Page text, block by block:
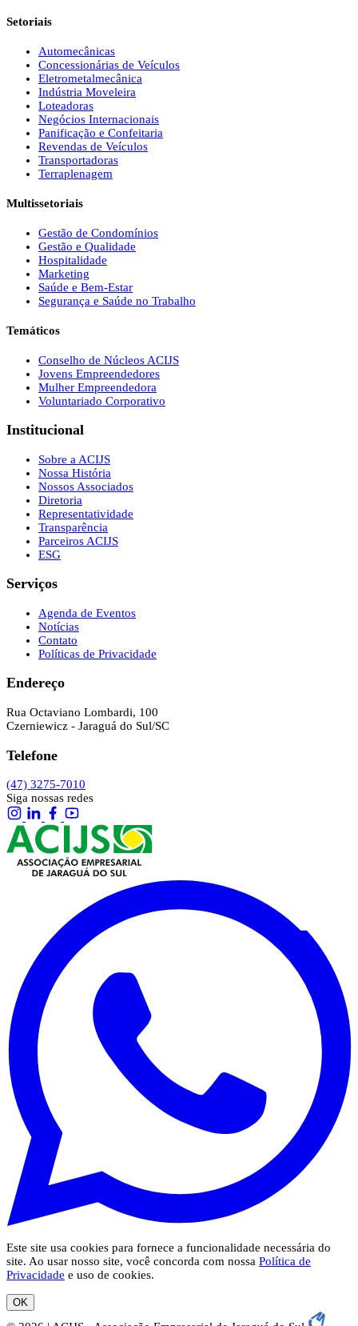
Setoriais
Automecânicas
Concessionárias de Veículos
Eletrometalmecânica
Indústria Moveleira
Loteadoras
Negócios Internacionais
Panificação e Confeitaria
Revendas de Veículos
Transportadoras
Terraplenagem
Multissetoriais
Gestão de Condomínios
Gestão e Qualidade
Hospitalidade
Marketing
Saúde e Bem-Estar
Segurança e Saúde no Trabalho
Temáticos
Conselho de Núcleos ACIJS
Jovens Empreendedores
Mulher Empreendedora
Voluntariado Corporativo
Institucional
Sobre a ACIJS
Nossa História
Nossos Associados
Diretoria
Representatividade
Transparência
Parceiros ACIJS
ESG
Serviços
Agenda de Eventos
Notícias
Contato
Políticas de Privacidade
Endereço
Rua Octaviano Lombardi, 100
Czerniewicz - Jaraguá do Sul/SC
Telefone
(47) 3275-7010
Siga nossas redes
Este site usa cookies para fornece a funcionalidade necessária do
site. Ao usar nosso site, você concorda com nossa Política de
Privacidade e uso de cookies.
OK